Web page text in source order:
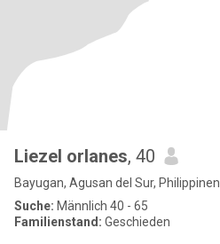
Liezel orlanes, 40
Bayugan, Agusan del Sur, Philippinen
Suche: Männlich 40 - 65
Familienstand: Geschieden